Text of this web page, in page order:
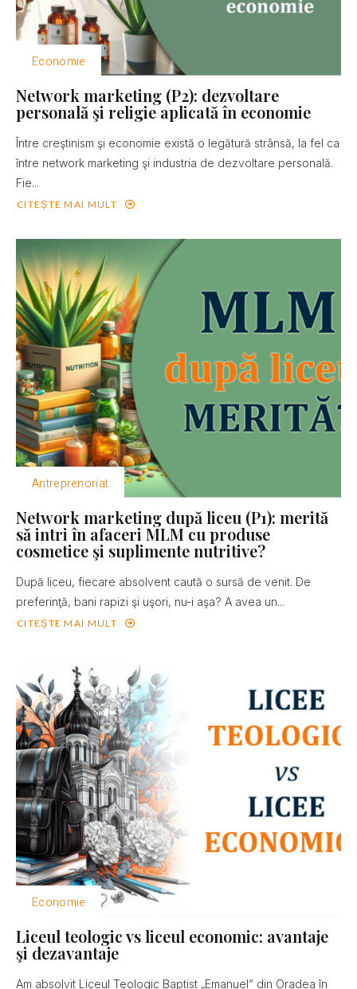
Economie
Network marketing (P2): dezvoltare
personală şi religie aplicată în economie
Între creştinism şi economie există o legătură strânsă, la fel ca
între network marketing şi industria de dezvoltare personală.
Fie...
CITEȘTE MAI MULT
Antreprenoriat
Network marketing după liceu (P1): merită
să intri în afaceri MLM cu produse
cosmetice şi suplimente nutritive?
După liceu, fiecare absolvent caută o sursă de venit. De
preferinţă, bani rapizi şi uşori, nu-i aşa? A avea un...
CITEȘTE MAI MULT
Economie
Liceul teologic vs liceul economic: avantaje
şi dezavantaje
Am absolvit Liceul Teologic Baptist „Emanuel” din Oradea în